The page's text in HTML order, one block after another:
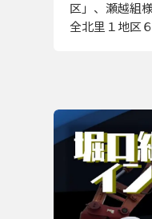
区」、瀬越組
全北里１地区